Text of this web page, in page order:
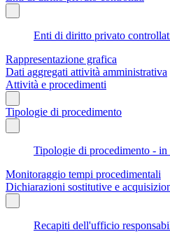
Enti di diritto privato
Rappresentazione grafica
Dati aggregati attività amministrativa
Attività e procedimenti
Tipologie di procedimento
Tipologie di procedimento - in
Monitoraggio tempi procedimentali
Dichiarazioni sostitutive e
Recapiti dell'ufficio